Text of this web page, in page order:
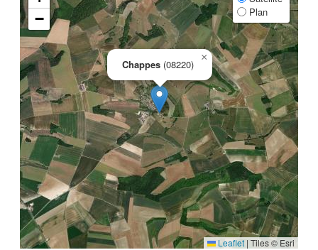
Chappes (08220)
×
−
Plan
Leaflet | Tiles © Esri